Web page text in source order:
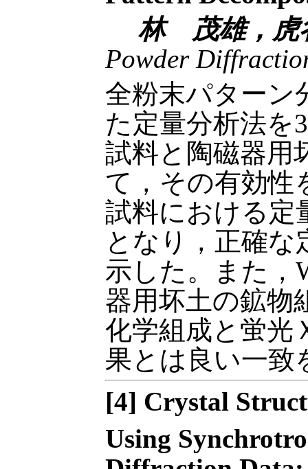
林 茂雄，虎
Powder
全粉末パターン
た定量分析法を
試料と陶磁器用
て，その有効性
試料における定
となり，正確
示した。また，
器用坏土の鉱物
化学組成と蛍光
果とは良い一致
[4] Crystal
Using